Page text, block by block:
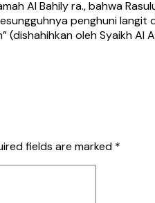
Al Bahily ra., bahwa
penghuni
(dishahihkan oleh Syaikh Al
fields are marked *